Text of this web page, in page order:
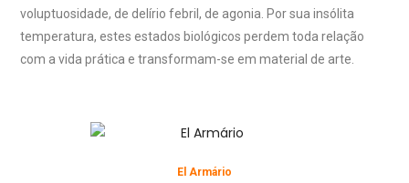
voluptuosidade, de delírio febril, de agonia. Por sua insólita
temperatura, estes estados biológicos perdem toda relação
com a vida prática e transformam-se em material de arte.
El Armário